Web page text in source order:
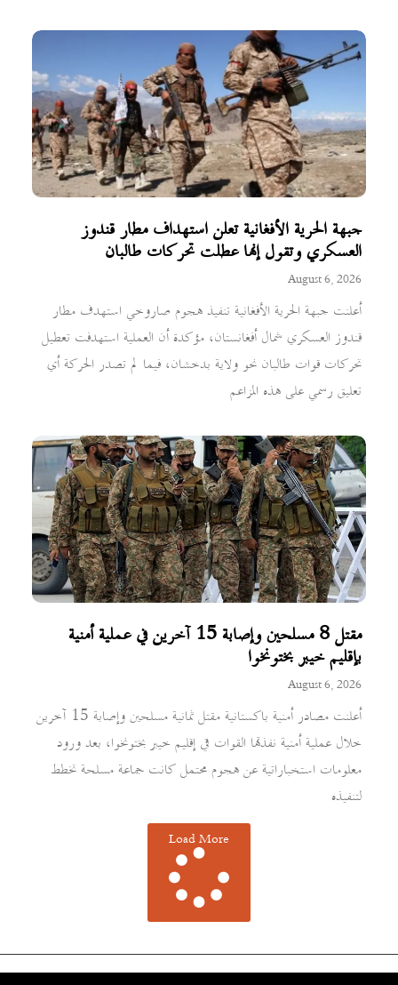
جبهة الحرية الأفغانية تعلن استهداف مطار قندوز
العسكري وتقول إنها عطلت تحركات طالبان
August 6, 2026
أعلنت جبهة الحرية الأفغانية تنفيذ هجوم صاروخي استهدف مطار
قندوز العسكري شمال أفغانستان، مؤكدة أن العملية استهدفت تعطيل
تحركات قوات طالبان نحو ولاية بدخشان، فيما لم تصدر الحركة أي
تعليق رسمي على هذه المزاعم
مقتل 8 مسلحين وإصابة 15 آخرين في عملية أمنية
بإقليم خيبر بختونخوا
August 6, 2026
أعلنت مصادر أمنية باكستانية مقتل ثمانية مسلحين وإصابة 15 آخرين
خلال عملية أمنية نفذتها القوات في إقليم خيبر بختونخوا، بعد ورود
معلومات استخباراتية عن هجوم محتمل كانت جماعة مسلحة تخطط
لتنفيذه
Load More